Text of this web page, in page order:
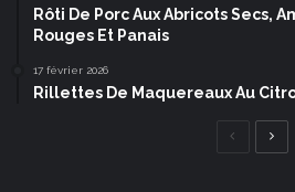
Rôti De Porc Aux Abricots Secs,
Rouges Et Panais
17 février 2026
Rillettes De Maquereaux Au
Page